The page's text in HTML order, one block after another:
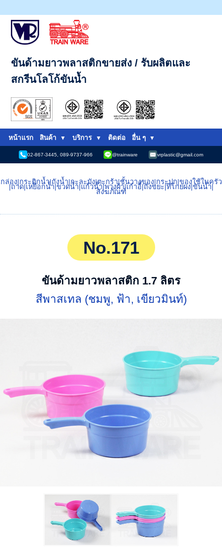
ขันด้ามยาวพลาสติกขายส่ง / รับผลิตและ
สกรีนโลโก้ขันน้ำ
หน้าแรก สินค้า บริการ ติดต่อ อื่น ๆ
02-867-3445, 089-9737-966 @trainware vrplastic@gmail.com
กล่อง|กระติกน้ำ|ถังน้ำ|กะละมัง|ตะกร้า|ชั้นวางของ|กระปุก|ของใช้ในครัว
|ถาด|เหยือกน้ำ|ขวดน้ำ|แก้วน้ำ|พวงผ้า|เก้าอี้|ถังขยะ|ที่โกยผง|ขันน้ำ|
สังฆภัณฑ์
No.171
ขันด้ามยาวพลาสติก 1.7 ลิตร
สีพาสเทล (ชมพู, ฟ้า, เขียวมินท์)